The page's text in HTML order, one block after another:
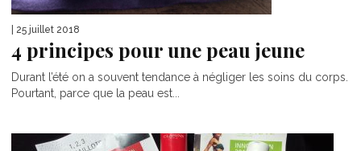
| 25 juillet 2018
4 principes pour une peau jeune
Durant l’été on a souvent tendance à négliger les soins du corps.
Pourtant, parce que la peau est...